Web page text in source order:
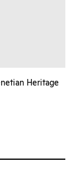
Heritage